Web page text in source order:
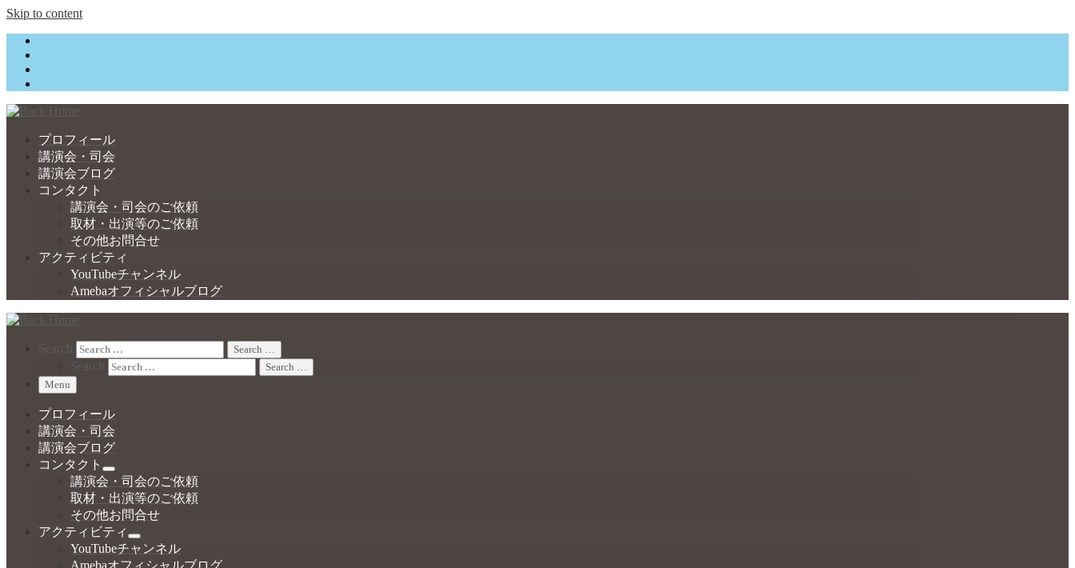
Skip to content
プロフィール
講演会・司会
講演会ブログ
コンタクト
講演会・司会のご依頼
取材・出演等のご依頼
その他お問合せ
アクティビティ
YouTubeチャンネル
Amebaオフィシャルブログ
Search Search …
Search
Search …
Menu
プロフィール
講演会・司会
講演会ブログ
コンタクト
講演会・司会のご依頼
取材・出演等のご依頼
その他お問合せ
アクティビティ
YouTubeチャンネル
Amebaオフィシャルブログ